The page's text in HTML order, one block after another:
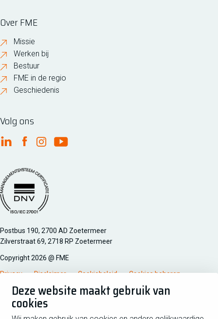
Deze website maakt gebruik van
cookies
Over FME
Missie
Werken bij
Bestuur
FME in de regio
Geschiedenis
Volg ons
FME Linkedin
FME Facebook
FME Instagram
FME Youtube
Managementsyteem certificatie DNV iso/iec 27001
Postbus 190, 2700 AD Zoetermeer
Zilverstraat 69, 2718 RP Zoetermeer
Copyright 2026 @ FME
Privacy Disclaimer Cookiebeleid Cookies beheren
Schrijf je in voor de nieuwsbrief